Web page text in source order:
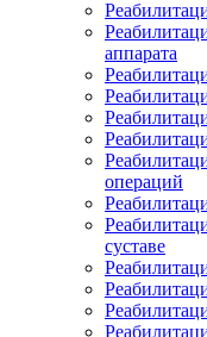
аппарата
операций
суставе